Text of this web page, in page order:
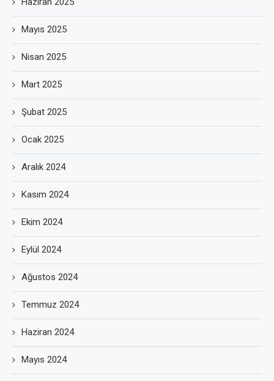
Mayıs 2025
Nisan 2025
Mart 2025
Şubat 2025
Ocak 2025
Aralık 2024
Kasım 2024
Ekim 2024
Eylül 2024
Ağustos 2024
Temmuz 2024
Haziran 2024
Mayıs 2024